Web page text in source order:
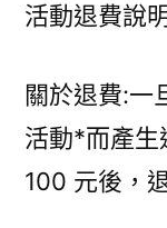
活動退費說
關於退費:一
活動*而產生
100 元後，